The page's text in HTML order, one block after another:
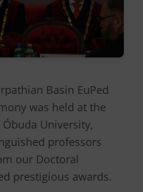
Basin EuPed
was held at the
University,
professors
our Doctoral
prestigious awards.